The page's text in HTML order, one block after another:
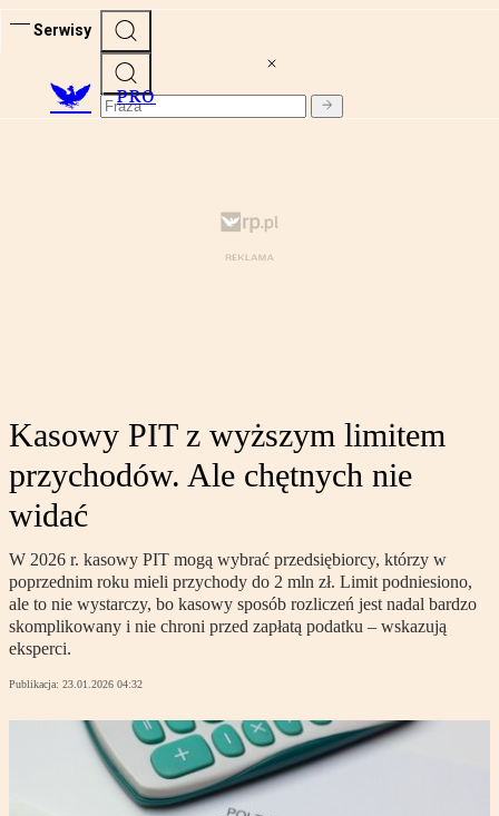
Serwisy
PRO
Kasowy PIT z wyższym limitem
przychodów. Ale chętnych nie
widać
W 2026 r. kasowy PIT mogą wybrać przedsiębiorcy, którzy w
poprzednim roku mieli przychody do 2 mln zł. Limit podniesiono,
ale to nie wystarczy, bo kasowy sposób rozliczeń jest nadal bardzo
skomplikowany i nie chroni przed zapłatą podatku – wskazują
eksperci.
Publikacja: 23.01.2026 04:32